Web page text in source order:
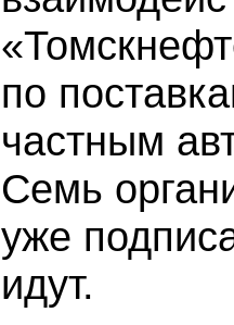
по
частным
Семь
уже
идут.